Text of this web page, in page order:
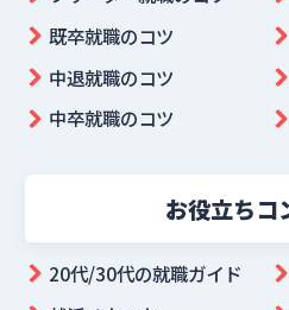
既卒就職のコツ
中退就職のコツ
中卒就職のコツ
お役立ちコ
20代/30代の就職ガイド